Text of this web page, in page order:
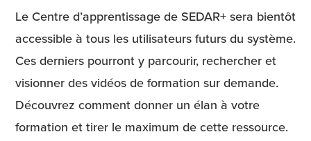
Le Centre d’apprentissage de SEDAR+ sera bientôt
accessible à tous les utilisateurs futurs du système.
Ces derniers pourront y parcourir, rechercher et
visionner des vidéos de formation sur demande.
Découvrez comment donner un élan à votre
formation et tirer le maximum de cette ressource.